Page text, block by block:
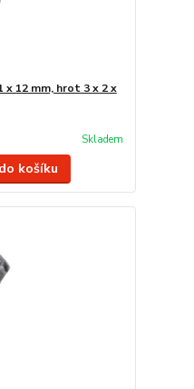
x 12 mm, hrot 3 x 2 x
Skladem
košíku